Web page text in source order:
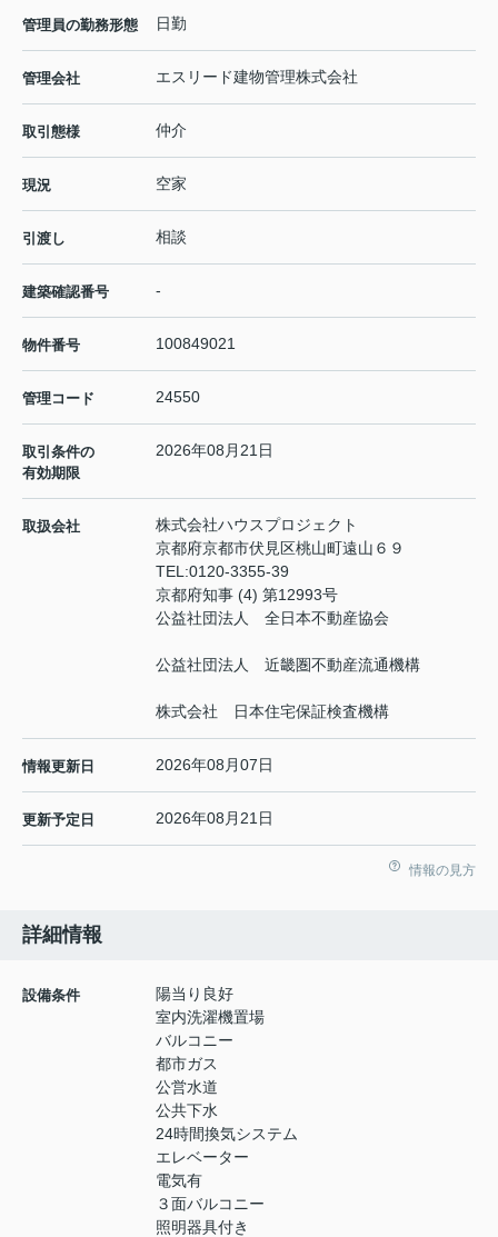
管理員の勤務形態 日勤
管理会社 エスリード建物管理株式会社
取引態様 仲介
現況 空家
引渡し 相談
建築確認番号 -
物件番号 100849021
管理コード 24550
取引条件の
有効期限
2026年08月21日
取扱会社
株式会社ハウスプロジェクト
京都府京都市伏見区桃山町遠山６９
TEL:0120-3355-39
京都府知事 (4) 第12993号
公益社団法人 全日本不動産協会
公益社団法人 近畿圏不動産流通機構
株式会社 日本住宅保証検査機構
情報更新日 2026年08月07日
更新予定日 2026年08月21日
情報の見方
詳細情報
設備条件
陽当り良好
室内洗濯機置場
バルコニー
都市ガス
公営水道
公共下水
24時間換気システム
エレベーター
電気有
３面バルコニー
照明器具付き